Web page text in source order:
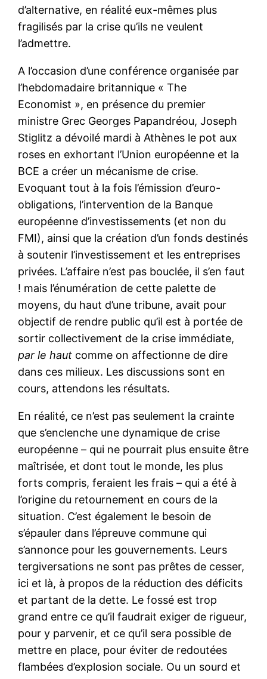
d’alternative, en réalité eux-mêmes plus
fragilisés par la crise qu’ils ne veulent
l’admettre.
A l’occasion d’une conférence organisée par
l’hebdomadaire britannique « The
Economist », en présence du premier
ministre Grec Georges Papandréou, Joseph
Stiglitz a dévoilé mardi à Athènes le pot aux
roses en exhortant l’Union européenne et la
BCE a créer un mécanisme de crise.
Evoquant tout à la fois l’émission d’euro-
obligations, l’intervention de la Banque
européenne d’investissements (et non du
FMI), ainsi que la création d’un fonds destinés
à soutenir l’investissement et les entreprises
privées. L’affaire n’est pas bouclée, il s’en faut
! mais l’énumération de cette palette de
moyens, du haut d’une tribune, avait pour
objectif de rendre public qu’il est à portée de
sortir collectivement de la crise immédiate,
par le haut comme on affectionne de dire
dans ces milieux. Les discussions sont en
cours, attendons les résultats.
En réalité, ce n’est pas seulement la crainte
que s’enclenche une dynamique de crise
européenne – qui ne pourrait plus ensuite être
maîtrisée, et dont tout le monde, les plus
forts compris, feraient les frais – qui a été à
l’origine du retournement en cours de la
situation. C’est également le besoin de
s’épauler dans l’épreuve commune qui
s’annonce pour les gouvernements. Leurs
tergiversations ne sont pas prêtes de cesser,
ici et là, à propos de la réduction des déficits
et partant de la dette. Le fossé est trop
grand entre ce qu’il faudrait exiger de rigueur,
pour y parvenir, et ce qu’il sera possible de
mettre en place, pour éviter de redoutées
flambées d’explosion sociale. Ou un sourd et